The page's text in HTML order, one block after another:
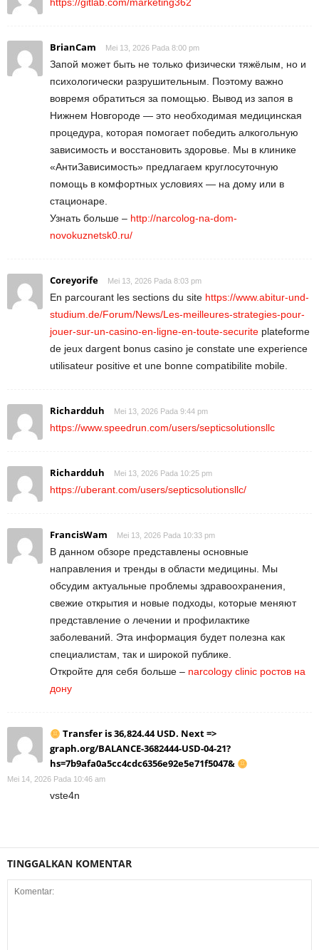
https://gitlab.com/marketing362
BrianCam Mei 13, 2026 Pada 8:00 pm
Запой может быть не только физически тяжёлым, но и
психологически разрушительным. Поэтому важно
вовремя обратиться за помощью. Вывод из запоя в
Нижнем Новгороде — это необходимая медицинская
процедура, которая помогает победить алкогольную
зависимость и восстановить здоровье. Мы в клинике
«АнтиЗависимость» предлагаем круглосуточную
помощь в комфортных условиях — на дому или в
стационаре.
Узнать больше – http://narcolog-na-dom-
novokuznetsk0.ru/
Coreyorife Mei 13, 2026 Pada 8:03 pm
En parcourant les sections du site https://www.abitur-und-
studium.de/Forum/News/Les-meilleures-strategies-pour-
jouer-sur-un-casino-en-ligne-en-toute-securite plateforme
de jeux dargent bonus casino je constate une experience
utilisateur positive et une bonne compatibilite mobile.
Richardduh Mei 13, 2026 Pada 9:44 pm
https://www.speedrun.com/users/septicsolutionsllc
Richardduh Mei 13, 2026 Pada 10:25 pm
https://uberant.com/users/septicsolutionsllc/
FrancisWam Mei 13, 2026 Pada 10:33 pm
В данном обзоре представлены основные
направления и тренды в области медицины. Мы
обсудим актуальные проблемы здравоохранения,
свежие открытия и новые подходы, которые меняют
представление о лечении и профилактике
заболеваний. Эта информация будет полезна как
специалистам, так и широкой публике.
Откройте для себя больше – narcology clinic ростов на
дону
Transfer is 36,824.44 USD. Next =>
graph.org/BALANCE-3682444-USD-04-21?
hs=7b9afa0a5cc4cdc6356e92e5e71f5047&
Mei 14, 2026 Pada 10:46 am
vste4n
TINGGALKAN KOMENTAR